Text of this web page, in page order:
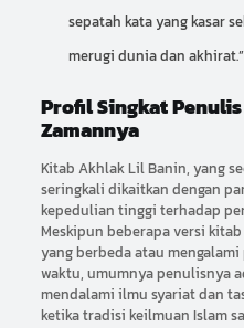
sepatah kata yang kasar
merugi dunia dan akhirat.”
Profil Singkat
Zamannya
Kitab Akhlak Lil Banin, yang
seringkali dikaitkan dengan
kepedulian tinggi terhadap
Meskipun beberapa versi
yang berbeda atau
waktu, umumnya penulisnya
mendalami ilmu syariat dan
ketika tradisi keilmuan Islam